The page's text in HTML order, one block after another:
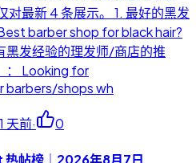
对最新 4 条展示。 1. 最好的黑发
barber shop for black hair?
黑发经验的理发师/商店的推
： Looking for
barbers/shops wh
1 天前· 0
帖榜｜2026年8月7日